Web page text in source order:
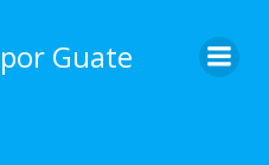
contentGuate